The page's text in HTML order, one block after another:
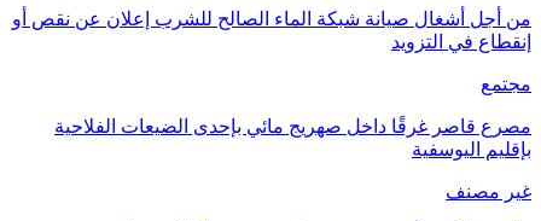
من أجل أشغال صيانة شبكة الماء الصالح للشرب إعلان عن نقص أو
إنقطاع في التزويد
مجتمع
مصرع قاصر غرقًا داخل صهريج مائي بإحدى الضيعات الفلاحية
بإقليم اليوسفية
غير مصنف